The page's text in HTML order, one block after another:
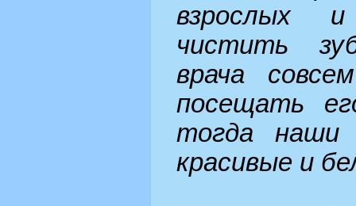
взрослых
чистить
врача
посещать
тогда наши
красивые и